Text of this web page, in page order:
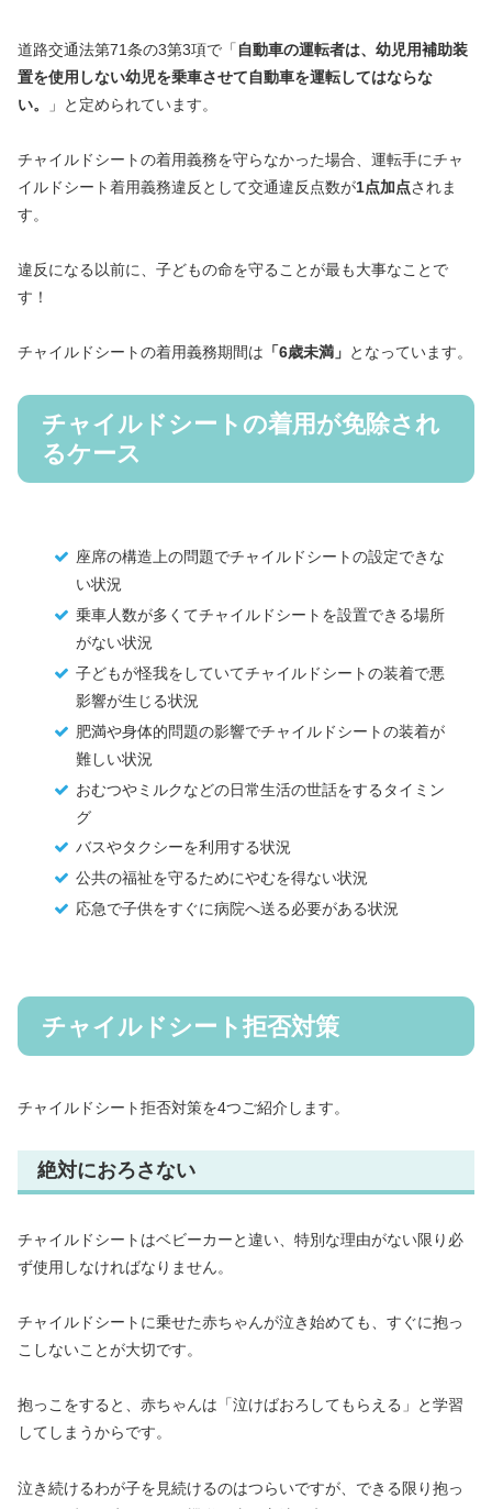
道路交通法第71条の3第3項で「 自動車の運転者は、幼児用補助装
置を使用しない幼児を乗車させて自動車を運転してはならな
い。
」と定められています。
チャイルドシートの着用義務を守らなかった場合、運転手にチャ
イルドシート着用義務違反として交通違反点数が1点加点されま
す。
違反になる以前に、子どもの命を守ることが最も大事なことで
す！
チャイルドシートの着用義務期間は 「6歳未満」 となっています。
チャイルドシートの着用が免除され
るケース
座席の構造上の問題でチャイルドシートの設定できな
い状況
乗車人数が多くてチャイルドシートを設置できる場所
がない状況
子どもが怪我をしていてチャイルドシートの装着で悪
影響が生じる状況
肥満や身体的問題の影響でチャイルドシートの装着が
難しい状況
おむつやミルクなどの日常生活の世話をするタイミン
グ
バスやタクシーを利用する状況
公共の福祉を守るためにやむを得ない状況
応急で子供をすぐに病院へ送る必要がある状況
チャイルドシート拒否対策
チャイルドシート拒否対策を4つご紹介します。
絶対におろさない
チャイルドシートはベビーカーと違い、特別な理由がない限り必
ず使用しなければなりません。
チャイルドシートに乗せた赤ちゃんが泣き始めても、すぐに抱っ
こしないことが大切です。
抱っこをすると、赤ちゃんは「泣けばおろしてもらえる」と学習
してしまうからです。
泣き続けるわが子を見続けるのはつらいですが、できる限り抱っ